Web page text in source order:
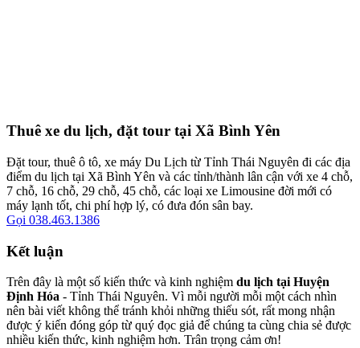
Thuê xe du lịch, đặt tour tại Xã Bình Yên
Đặt tour, thuê ô tô, xe máy Du Lịch từ Tỉnh Thái Nguyên đi các địa
điểm du lịch tại Xã Bình Yên và các tỉnh/thành lân cận với xe 4 chỗ,
7 chỗ, 16 chỗ, 29 chỗ, 45 chỗ, các loại xe Limousine đời mới có
máy lạnh tốt, chi phí hợp lý, có đưa đón sân bay.
Gọi 038.463.1386
Kết luận
Trên đây là một số kiến thức và kinh nghiệm du lịch tại Huyện
Định Hóa - Tỉnh Thái Nguyên. Vì mỗi người mỗi một cách nhìn
nên bài viết không thể tránh khỏi những thiếu sót, rất mong nhận
được ý kiến đóng góp từ quý đọc giả để chúng ta cùng chia sẻ được
nhiều kiến thức, kinh nghiệm hơn. Trân trọng cảm ơn!